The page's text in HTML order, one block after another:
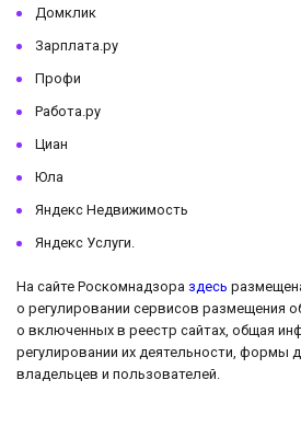
Домклик
Зарплата.ру
Профи
Работа.ру
Циан
Юла
Яндекс Недвижимость
Яндекс Услуги.
На сайте Роскомнадзора здесь
о регулировании сервисов размещения
о включенных в реестр сайтах, общая
регулировании их деятельности, формы
владельцев и пользователей.